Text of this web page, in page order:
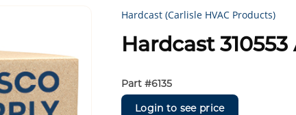
Hardcast (Carlisle HVAC Products)
Hardcast 310553
Part #6135
Login to see price